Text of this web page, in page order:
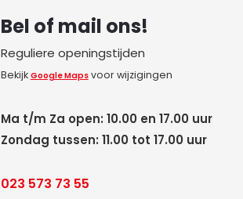
Bel of mail ons!
Reguliere openingstijden
Bekijk Google Mapsvoor wijzigingen
Ma t/m Za open: 10.00 en 17.00 uur
Zondag tussen: 11.00 tot 17.00 uur
023 573 73 55